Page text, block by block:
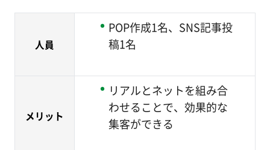
人員
POP作成1名、SNS記事投
稿1名
メリット
リアルとネットを組み合
わせることで、効果的な
集客ができる